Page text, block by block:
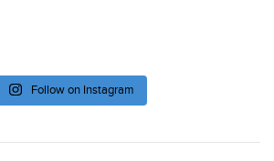
Follow on Instagram